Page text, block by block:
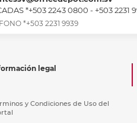
*+503 2243 0800 - +503 2231
*+503 2231 9939
legal
y Condiciones de Uso del